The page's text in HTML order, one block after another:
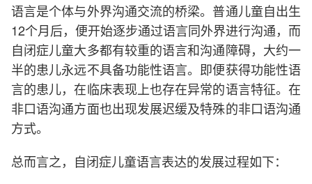
语言是个体与外界沟通交流的桥梁。普通儿童自出生
12个月后，便开始逐步通过语言同外界进行沟通，而
自闭症儿童大多都有较重的语言和沟通障碍，大约一
半的患儿永远不具备功能性语言。即便获得功能性语
言的患儿，在临床表现上也存在异常的语言特征。在
非口语沟通方面也出现发展迟缓及特殊的非口语沟通
方式。
总而言之，自闭症儿童语言表达的发展过程如下：